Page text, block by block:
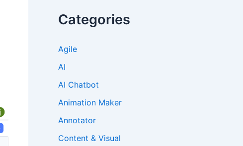
Categories
Agile
AI
AI Chatbot
Animation Maker
Annotator
Content & Visual